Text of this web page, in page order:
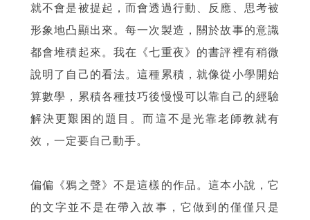
就不會是被提起，而會透過行動、反應、思考被
形象地凸顯出來。每一次製造，關於故事的意識
都會堆積起來。我在《七重夜》的書評裡有稍微
說明了自己的看法。這種累積，就像從小學開始
算數學，累積各種技巧後慢慢可以靠自己的經驗
解決更艱困的題目。而這不是光靠老師教就有
效，一定要自己動手。
偏偏《鴉之聲》不是這樣的作品。這本小說，它
的文字並不是在帶入故事，它做到的僅僅只是